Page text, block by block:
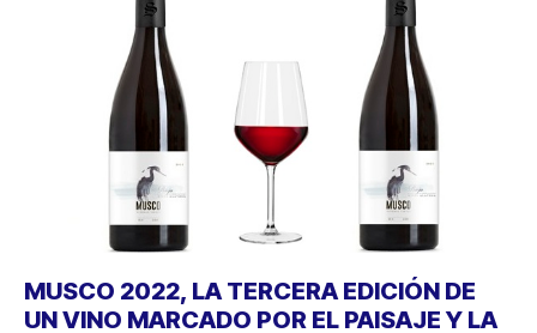
MUSCO 2022, LA TERCERA EDICIÓN DE
UN VINO MARCADO POR EL PAISAJE Y LA